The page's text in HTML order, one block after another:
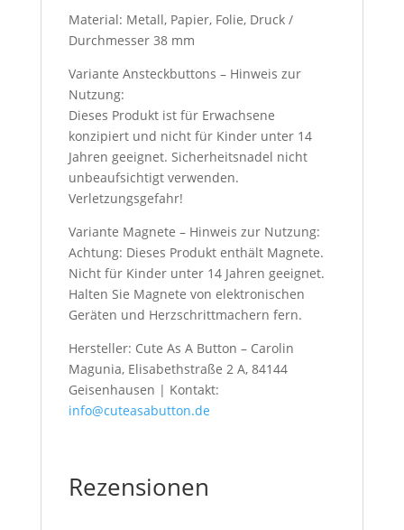
Material: Metall, Papier, Folie, Druck /
Durchmesser 38 mm
Variante Ansteckbuttons – Hinweis zur
Nutzung:
Dieses Produkt ist für Erwachsene
konzipiert und nicht für Kinder unter 14
Jahren geeignet. Sicherheitsnadel nicht
unbeaufsichtigt verwenden.
Verletzungsgefahr!
Variante Magnete – Hinweis zur Nutzung:
Achtung: Dieses Produkt enthält Magnete.
Nicht für Kinder unter 14 Jahren geeignet.
Halten Sie Magnete von elektronischen
Geräten und Herzschrittmachern fern.
Hersteller: Cute As A Button – Carolin
Magunia, Elisabethstraße 2 A, 84144
Geisenhausen | Kontakt:
info@cuteasabutton.de
Rezensionen